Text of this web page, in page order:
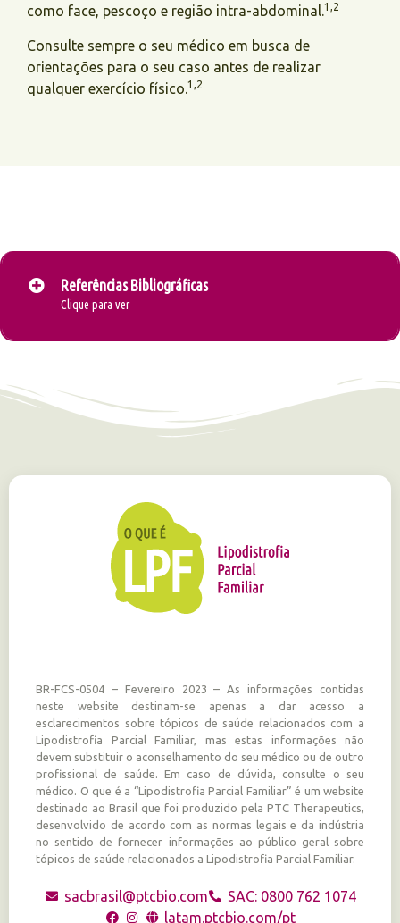
como face, pescoço e região intra-abdominal.1,2
Consulte sempre o seu médico em busca de
orientações para o seu caso antes de realizar
qualquer exercício físico.1,2
Referências Bibliográficas
Clique para ver
BR-FCS-0504 – Fevereiro 2023 – As informações contidas
neste website destinam-se apenas a dar acesso a
esclarecimentos sobre tópicos de saúde relacionados com a
Lipodistrofia Parcial Familiar, mas estas informações não
devem substituir o aconselhamento do seu médico ou de outro
profissional de saúde. Em caso de dúvida, consulte o seu
médico. O que é a “Lipodistrofia Parcial Familiar” é um website
destinado ao Brasil que foi produzido pela PTC Therapeutics,
desenvolvido de acordo com as normas legais e da indústria
no sentido de fornecer informações ao público geral sobre
tópicos de saúde relacionados a Lipodistrofia Parcial Familiar.
sacbrasil@ptcbio.com
SAC: 0800 762 1074
latam.ptcbio.com/pt